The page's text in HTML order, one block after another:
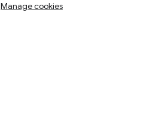
Manage cookies